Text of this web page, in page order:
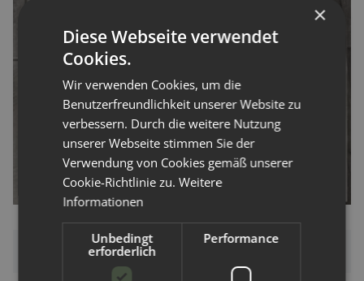
Bewertungen
×
Diese Webseite verwendet
Cookies.
Wir verwenden Cookies, um die
Benutzerfreundlichkeit unserer Website zu
verbessern. Durch die weitere Nutzung
unserer Webseite stimmen Sie der
Verwendung von Cookies gemäß unserer
Cookie-Richtlinie zu.Weitere
Informationen
Unbedingt
erforderlich
Performance